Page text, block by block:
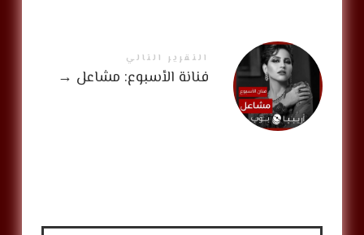
التقرير التالي
فنانة الأسبوع: مشاعل →